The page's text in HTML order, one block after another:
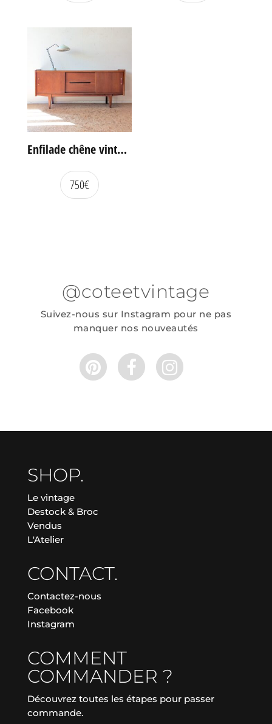
Enfilade chêne vintage portes coulissantes
750€
@coteetvintage
Suivez-nous sur Instagram pour ne pas
manquer nos nouveautés
SHOP.
Le vintage
Destock & Broc
Vendus
L'Atelier
CONTACT.
Contactez-nous
Facebook
Instagram
COMMENT
COMMANDER ?
Découvrez toutes les étapes pour passer
commande.